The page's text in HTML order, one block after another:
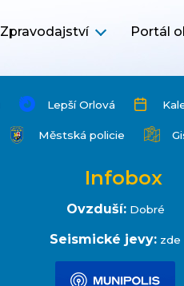
Zpravodajství Portál
Lepší Orlová
Městská policie
Infobox
Ovzduší: Dobré
Seismické jevy: zde